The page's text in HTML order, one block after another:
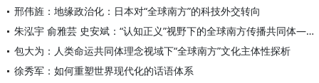
邢伟旌：地缘政治化：日本对“全球南方”的科技外交转向
朱泓宇 俞雅芸 史安斌：“认知正义”视野下的全球南方传播共同体——基于代表性媒体人的访谈研究(2022-2024)
包大为：人类命运共同体理念视域下“全球南方”文化主体性探析
徐秀军：如何重塑世界现代化的话语体系